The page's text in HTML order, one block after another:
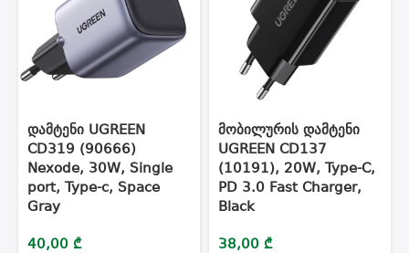
დამტენი UGREEN
CD319 (90666)
Nexode, 30W, Single
port, Type-c, Space
Gray
40,00 ₾
მობილურის დამტენი
UGREEN CD137
(10191), 20W, Type-C,
PD 3.0 Fast Charger,
Black
38,00 ₾